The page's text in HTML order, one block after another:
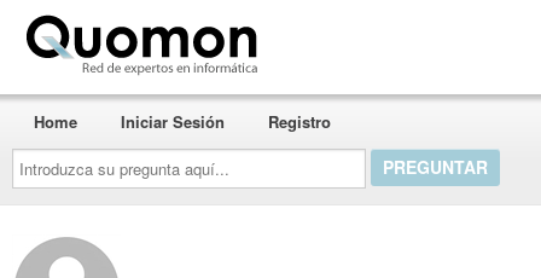
Introduzca
su
pregunta
aquí...
Home Iniciar Sesión Registro